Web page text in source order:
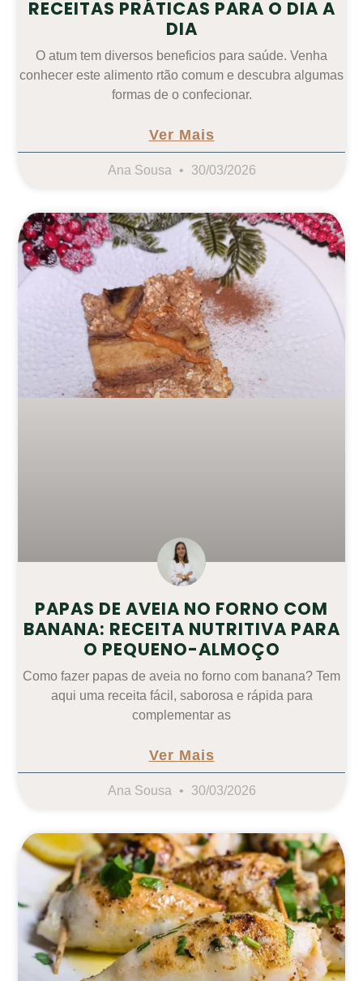
RECEITAS PRÁTICAS PARA O DIA A
DIA
O atum tem diversos beneficios para saúde. Venha
conhecer este alimento rtão comum e descubra algumas
formas de o confecionar.
Ver Mais
Ana Sousa 30/03/2026
PAPAS DE AVEIA NO FORNO COM
BANANA: RECEITA NUTRITIVA PARA
O PEQUENO-ALMOÇO
Como fazer papas de aveia no forno com banana? Tem
aqui uma receita fácil, saborosa e rápida para
complementar as
Ver Mais
Ana Sousa 30/03/2026